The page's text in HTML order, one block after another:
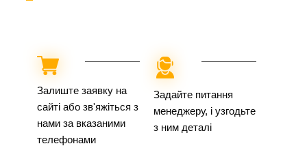
Залиште заявку на
сайті або зв'яжіться з
нами за вказаними
телефонами
Задайте питання
менеджеру, і узгодьте
з ним деталі